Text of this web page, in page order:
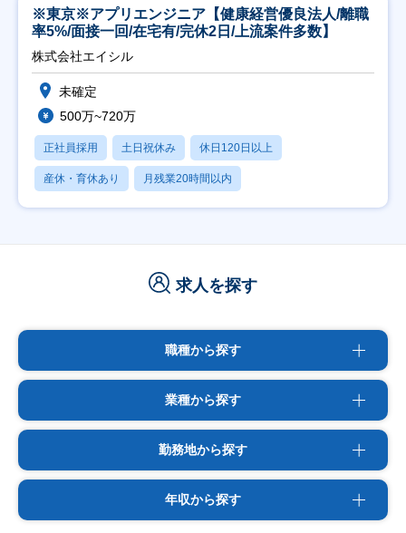
※東京※アプリエンジニア【健康経営優良法人/離職
率5%/面接一回/在宅有/完休2日/上流案件多数】
株式会社エイシル
未確定
500万~720万
正社員採用 土日祝休み 休日120日以上
産休・育休あり 月残業20時間以内
求人を探す
職種から探す
業種から探す
勤務地から探す
年収から探す